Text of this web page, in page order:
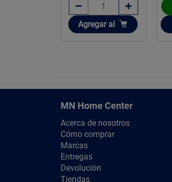
Añadir
Agregar al
MN Home Center
Acerca de nosotros
Cómo comprar
Marcas
Entregas
Devolución
Tiendas